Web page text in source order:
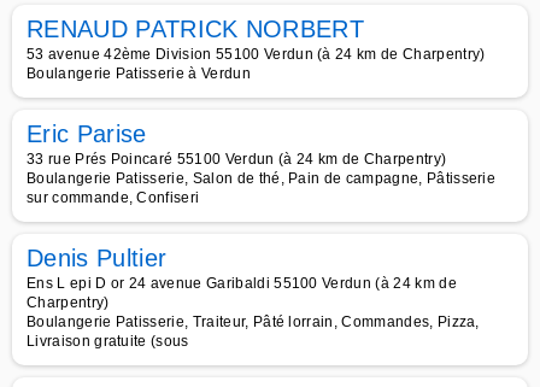
RENAUD PATRICK NORBERT
53 avenue 42ème Division 55100 Verdun (à 24 km de Charpentry)
Boulangerie Patisserie à Verdun
Eric Parise
33 rue Prés Poincaré 55100 Verdun (à 24 km de Charpentry)
Boulangerie Patisserie, Salon de thé, Pain de campagne, Pâtisserie
sur commande, Confiseri
Denis Pultier
Ens L epi D or 24 avenue Garibaldi 55100 Verdun (à 24 km de
Charpentry)
Boulangerie Patisserie, Traiteur, Pâté lorrain, Commandes, Pizza,
Livraison gratuite (sous